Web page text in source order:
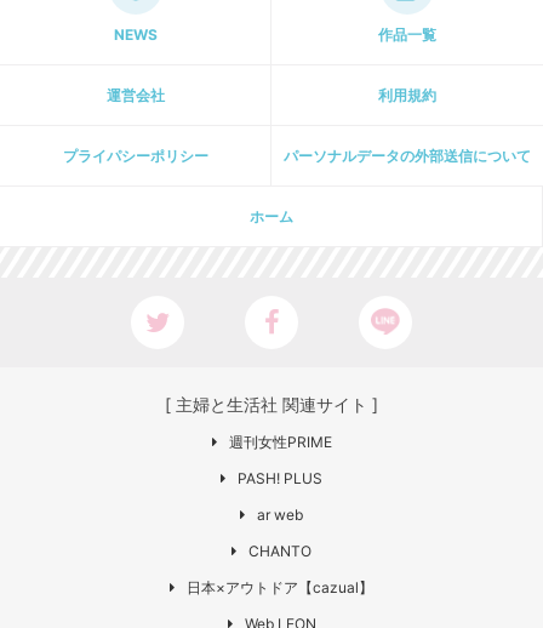
NEWS 作品一覧
運営会社 利用規約
プライパシーポリシー パーソナルデータの外部送信について
ホーム
[ 主婦と生活社 関連サイト ]
週刊女性PRIME
PASH! PLUS
ar web
CHANTO
日本×アウトドア【cazual】
Web LEON